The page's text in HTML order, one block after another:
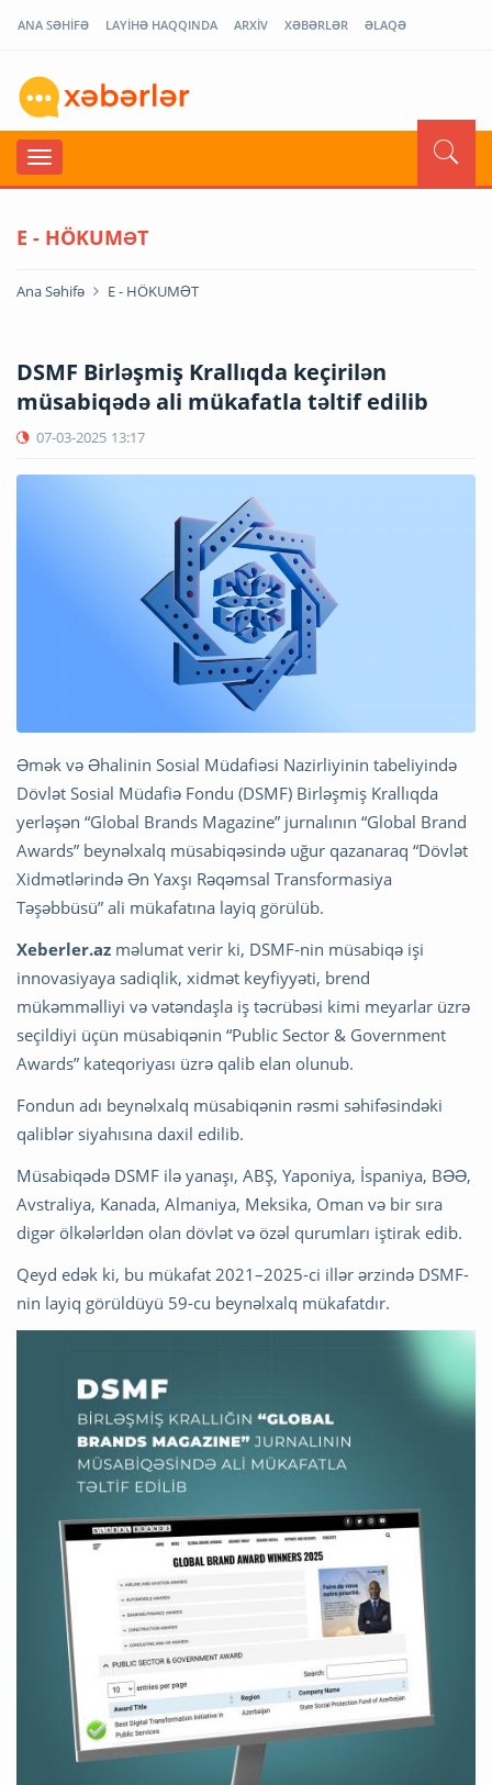
ANA SƏHİFƏ LAYİHƏ HAQQINDA ARXİV XƏBƏRLƏR ƏLAQƏ
E - HÖKUMƏT
Ana Səhifə E - HÖKUMƏT
DSMF Birləşmiş Krallıqda keçirilən
müsabiqədə ali mükafatla təltif edilib
07-03-2025 13:17
Əmək və Əhalinin Sosial Müdafiəsi Nazirliyinin tabeliyində
Dövlət Sosial Müdafiə Fondu (DSMF) Birləşmiş Krallıqda
yerləşən “Global Brands Magazine” jurnalının “Global Brand
Awards” beynəlxalq müsabiqəsində uğur qazanaraq “Dövlət
Xidmətlərində Ən Yaxşı Rəqəmsal Transformasiya
Təşəbbüsü” ali mükafatına layiq görülüb.
Xeberler.az məlumat verir ki, DSMF-nin müsabiqə işi
innovasiyaya sadiqlik, xidmət keyfiyyəti, brend
mükəmməlliyi və vətəndaşla iş təcrübəsi kimi meyarlar üzrə
seçildiyi üçün müsabiqənin “Public Sector & Government
Awards” kateqoriyası üzrə qalib elan olunub.
Fondun adı beynəlxalq müsabiqənin rəsmi səhifəsindəki
qaliblər siyahısına daxil edilib.
Müsabiqədə DSMF ilə yanaşı, ABŞ, Yaponiya, İspaniya, BƏƏ,
Avstraliya, Kanada, Almaniya, Meksika, Oman və bir sıra
digər ölkələrldən olan dövlət və özəl qurumları iştirak edib.
Qeyd edək ki, bu mükafat 2021–2025-ci illər ərzində DSMF-
nin layiq görüldüyü 59-cu beynəlxalq mükafatdır.